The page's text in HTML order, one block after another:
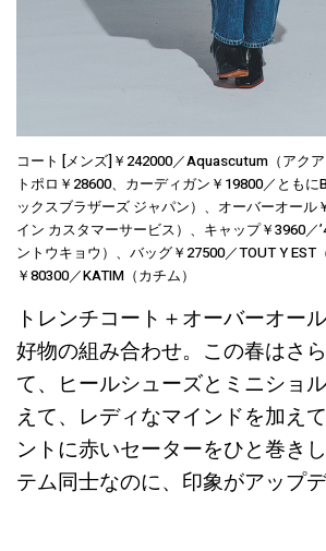
コート [メンズ]￥242000／Aquascutum（アク
トポロ￥28600、カーディガン￥19800／とも
ックスブラザーズ ジャパン）、オーバーオール
イン カスタマーサービス）、キャップ￥3960／
ントウキョウ）、バッグ￥27500／TOUT Y EST
￥80300／KATIM（カチム）
トレンチコート＋オーバーオー
好物の組み合わせ。この春はさ
て、ヒールシューズとミニショ
えて、レディなマインドを加え
ントに赤いセーターをひと巻き
テム同士なのに、印象がアップ